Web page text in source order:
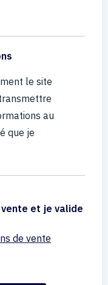
le site
au
que je
et je valide
de vente